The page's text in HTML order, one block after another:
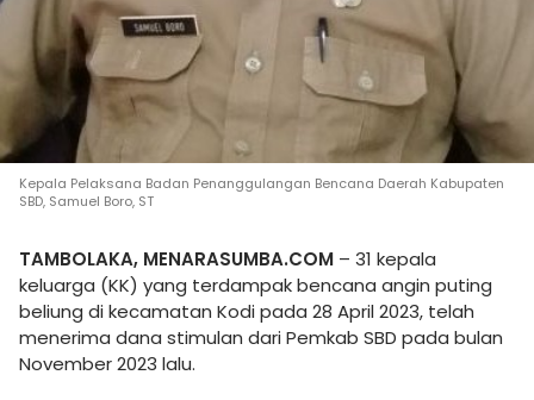
Kepala Pelaksana Badan Penanggulangan Bencana Daerah Kabupaten
SBD, Samuel Boro, ST
TAMBOLAKA, MENARASUMBA.COM – 31 kepala
keluarga (KK) yang terdampak bencana angin puting
beliung di kecamatan Kodi pada 28 April 2023, telah
menerima dana stimulan dari Pemkab SBD pada bulan
November 2023 lalu.